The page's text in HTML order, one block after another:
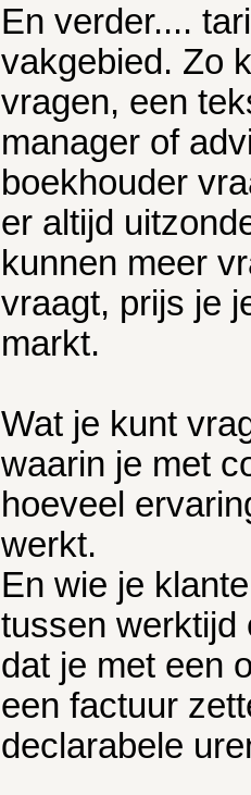
En verder....
vakgebied. Zo
vragen, een
manager of
boekhouder
er altijd
kunnen meer
vraagt, prijs je
markt.
Wat je kunt
waarin je met
hoeveel
werkt.
En wie je
tussen werktijd
dat je met een
een factuur
declarabele